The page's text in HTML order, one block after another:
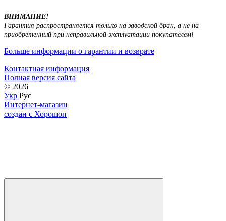
ВНИМАНИЕ!
Гарантия распространяется только на заводской брак, а не на
приобретенный при неправильной эксплуатации покупателем!
Больше информации о гарантии и возврате
Контактная информация
Полная версия сайта
© 2026
Укр Рус
Интернет-магазин
создан с Хорошоп